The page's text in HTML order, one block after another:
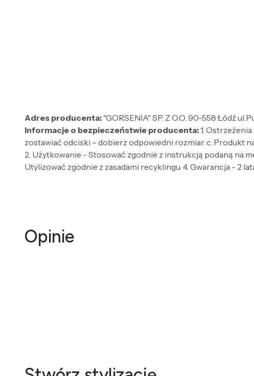
Adres producenta: "GORSENIA" SP. Z O.O. 90-558 Łódź
Informacje o bezpieczeństwie producenta:1.
zostawiać odciski – dobierz odpowiedni rozmiar. c. Produkt
2. Użytkowanie - Stosować zgodnie z instrukcją podaną na
Utylizować zgodnie z zasadami recyklingu. 4. Gwarancja - 2
Opinie